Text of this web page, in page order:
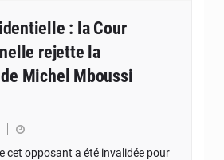
: la Cour
rejette la
Michel Mboussi
cet opposant a été invalidée pour